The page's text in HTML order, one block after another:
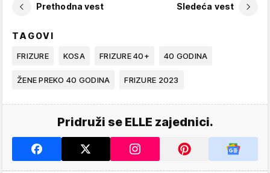
Prethodna vest Sledeća vest
TAGOVI
FRIZURE KOSA FRIZURE 40+ 40 GODINA
ŽENE PREKO 40 GODINA FRIZURE 2023
Pridruži se ELLE zajednici.